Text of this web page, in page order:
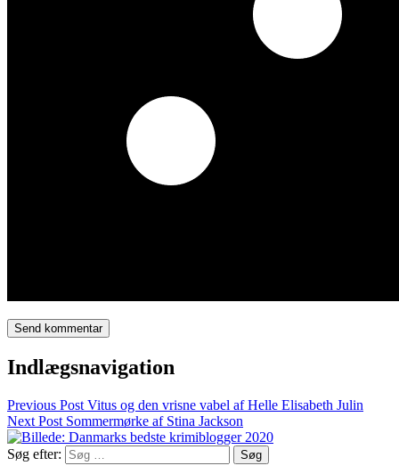
Indlægsnavigation
Previous Post Vitus og den vrisne vabel af Helle Elisabeth Julin
Next Post Sommermørke af Stina Jackson
Søg efter: